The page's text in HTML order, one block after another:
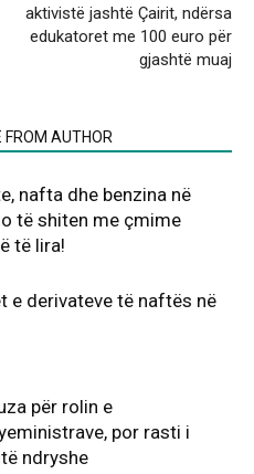
aktivistë jashtë Çairit, ndërsa
edukatoret me 100 euro për
gjashtë muaj
FROM AUTHOR
nafta dhe benzina në
të shiten me çmime
të lira!
e derivateve të naftës në
për rolin e
por rasti i
ndryshe